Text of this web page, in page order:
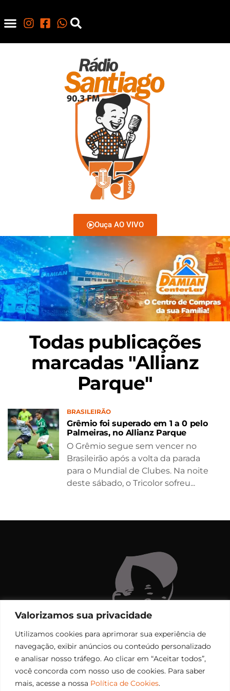
Valorizamos sua privacidade
Utilizamos cookies para aprimorar sua experiência de
navegação, exibir anúncios ou conteúdo personalizado
e analisar nosso tráfego. Ao clicar em “Aceitar todos”,
você concorda com nosso uso de cookies. Para saber
mais, acesse a nossa Política de Cookies.
Ouça AO VIVO
Todas publicações
marcadas "Allianz
Parque"
BRASILEIRÃO
Grêmio foi superado em 1 a 0 pelo
Palmeiras, no Allianz Parque
O Grêmio segue sem vencer no
Brasileirão após a volta da parada
para o Mundial de Clubes. Na noite
deste sábado, o Tricolor sofreu...